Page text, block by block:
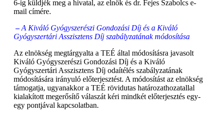
6-ig küldjék meg a hivatal, az elnök és dr. Fejes Szabolcs e-
mail címére.
–A Kiváló Gyógyszerészi Gondozási Díj és a Kiváló
Gyógyszertári Asszisztens Díj szabályzatának módosítása
Az elnökség megtárgyalta a TEÉ által módosításra javasolt
Kiváló Gyógyszerészi Gondozási Díj és a Kiváló
Gyógyszertári Asszisztens Díj odaítélés szabályzatának
módosítására irányuló előterjesztést. A módosítást az elnökség
támogatja, ugyanakkor a TEÉ rövidutas határozathozatallal
kialakított megerősítő válaszát kéri mindkét előterjesztés egy-
egy pontjával kapcsolatban.